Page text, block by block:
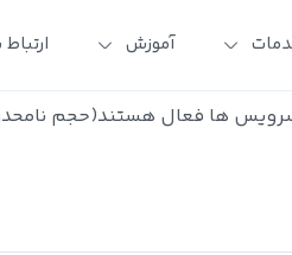
آموزش ارتباط
ها فعال هستند(حجم